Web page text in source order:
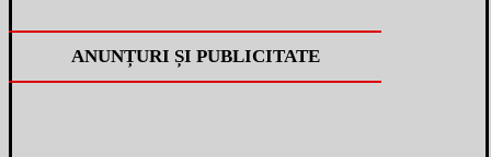
ANUNȚURI ȘI PUBLICITATE